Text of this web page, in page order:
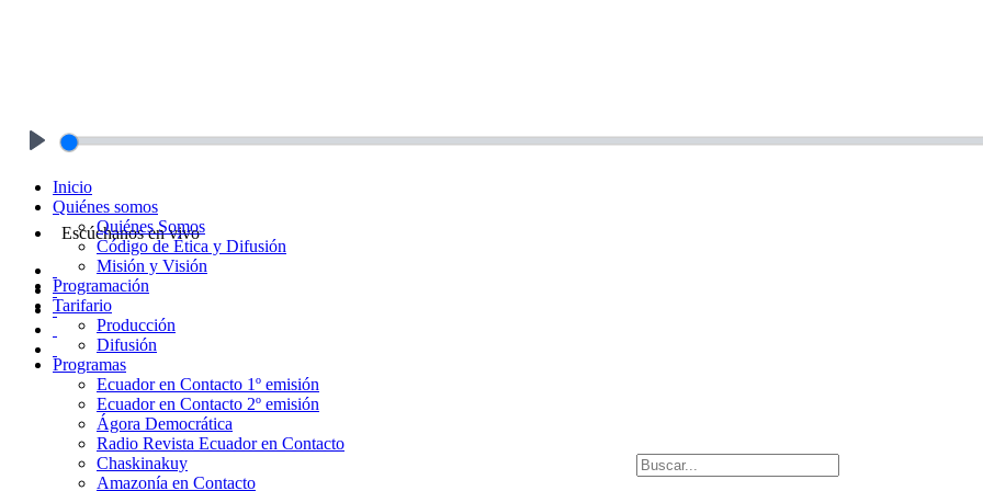
Escúchanos en vivo
Inicio
Quiénes somos
Quiénes Somos
Código de Ética y Difusión
Misión y Visión
Programación
Tarifario
Producción
Difusión
Programas
Ecuador en Contacto 1º emisión
Ecuador en Contacto 2º emisión
Ágora Democrática
Radio Revista Ecuador en Contacto
Chaskinakuy
Amazonía en Contacto